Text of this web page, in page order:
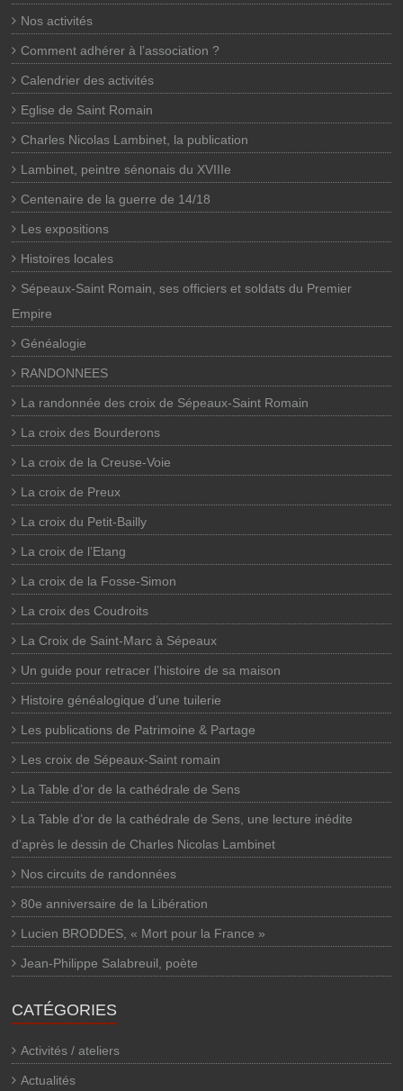
Nos activités
Comment adhérer à l’association ?
Calendrier des activités
Eglise de Saint Romain
Charles Nicolas Lambinet, la publication
Lambinet, peintre sénonais du XVIIIe
Centenaire de la guerre de 14/18
Les expositions
Histoires locales
Sépeaux-Saint Romain, ses officiers et soldats du Premier
Empire
Généalogie
RANDONNEES
La randonnée des croix de Sépeaux-Saint Romain
La croix des Bourderons
La croix de la Creuse-Voie
La croix de Preux
La croix du Petit-Bailly
La croix de l’Etang
La croix de la Fosse-Simon
La croix des Coudroits
La Croix de Saint-Marc à Sépeaux
Un guide pour retracer l’histoire de sa maison
Histoire généalogique d’une tuilerie
Les publications de Patrimoine & Partage
Les croix de Sépeaux-Saint romain
La Table d’or de la cathédrale de Sens
La Table d’or de la cathédrale de Sens, une lecture inédite
d’après le dessin de Charles Nicolas Lambinet
Nos circuits de randonnées
80e anniversaire de la Libération
Lucien BRODDES, « Mort pour la France »
Jean-Philippe Salabreuil, poète
CATÉGORIES
Activités / ateliers
Actualités